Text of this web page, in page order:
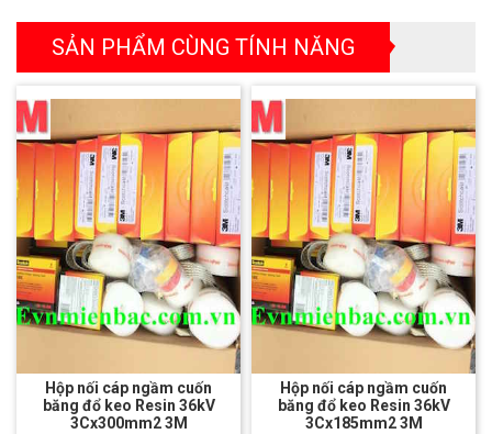
SẢN PHẨM CÙNG TÍNH NĂNG
Hộp nối cáp ngầm cuốn
băng đổ keo Resin 36kV
3Cx300mm2 3M
Hộp nối cáp ngầm cuốn
băng đổ keo Resin 36kV
3Cx185mm2 3M